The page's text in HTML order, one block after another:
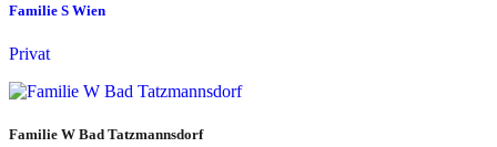
Familie S Wien
Privat
Familie W Bad Tatzmannsdorf